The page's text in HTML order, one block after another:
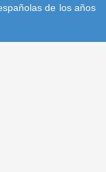
de los años